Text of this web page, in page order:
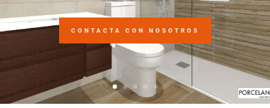
CONTACTA CON NOSOTROS